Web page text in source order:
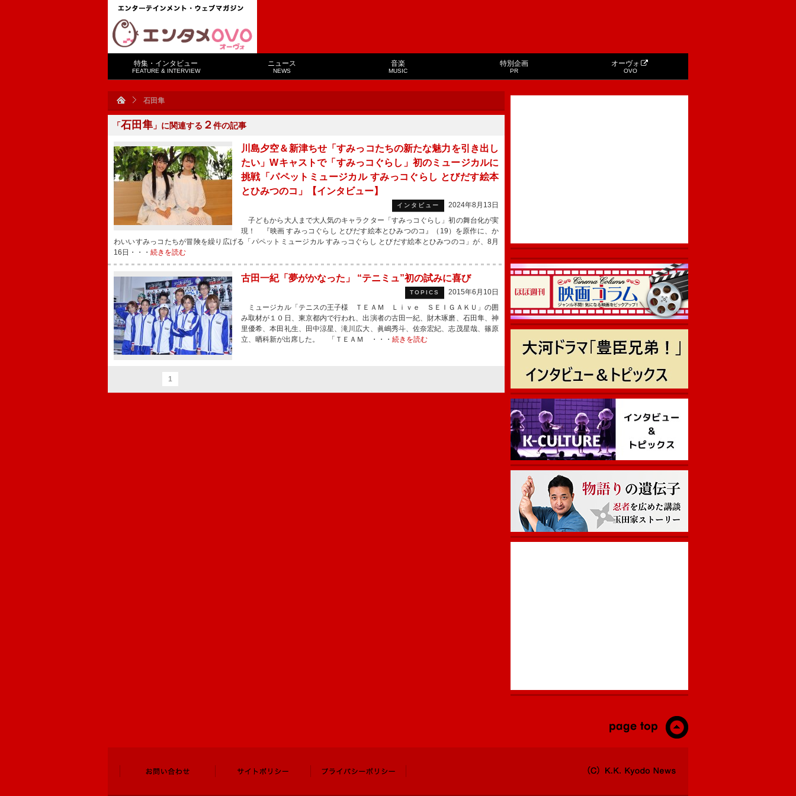
特集・インタビュー
FEATURE & INTERVIEW
ニュース
NEWS
音楽
MUSIC
特別企画
PR
オーヴォ
OVO
石田隼
「石田隼 」に関連する ２件の記事
川島夕空＆新津ちせ「すみっコたちの新たな魅力を引き出し
たい」Wキャストで「すみっコぐらし」初のミュージカルに
挑戦「パペットミュージカル すみっコぐらし とびだす絵本
とひみつのコ」【インタビュー】
インタビュー
2024年8月13日
子どもから大人まで大人気のキャラクター「すみっコぐらし」初の舞台化が実
現！ 『映画 すみっコぐらし とびだす絵本とひみつのコ』（19）を原作に、か
わいいすみっコたちが冒険を繰り広げる「パペットミュージカル すみっコぐらし とびだす絵本とひみつのコ」が、8月
16日・・・ 続きを読む
古田一紀「夢がかなった」 “テニミュ”初の試みに喜び
TOPICS
2015年6月10日
ミュージカル「テニスの王子様 ＴＥＡＭ Ｌｉｖｅ ＳＥＩＧＡＫＵ」の囲
み取材が１０日、東京都内で行われ、出演者の古田一紀、財木琢磨、石田隼、神
里優希、本田礼生、田中涼星、滝川広大、眞嶋秀斗、佐奈宏紀、志茂星哉、篠原
立、晒科新が出席した。 「ＴＥＡＭ ・・・ 続きを読む
1